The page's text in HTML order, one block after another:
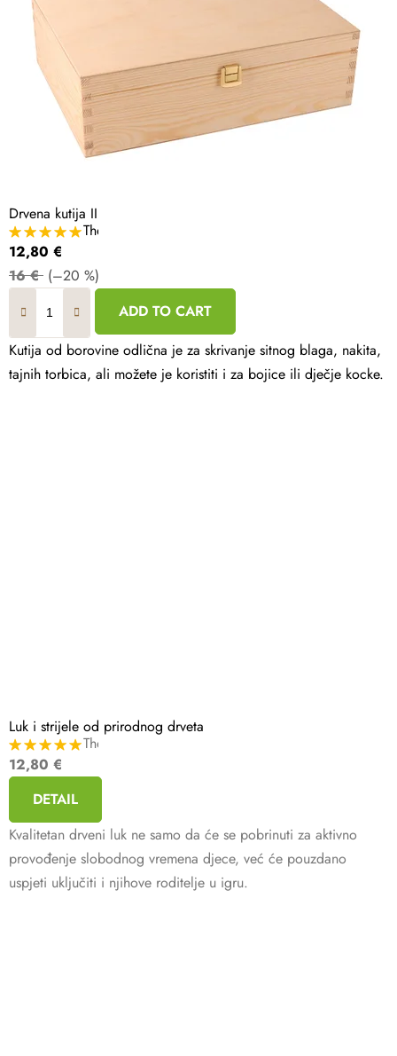
Drvena kutija II
The
rating
is
5,0
stars.
12,80 €
16 € (–20 %)
ADD TO CART
Kutija od borovine odlična je za skrivanje sitnog blaga, nakita,
tajnih torbica, ali možete je koristiti i za bojice ili dječje kocke.
Luk i strijele od prirodnog drveta
The
rating
out
of
5
stars.
12,80 €
DETAIL
Kvalitetan drveni luk ne samo da će se pobrinuti za aktivno
provođenje slobodnog vremena djece, već će pouzdano
uspjeti uključiti i njihove roditelje u igru.